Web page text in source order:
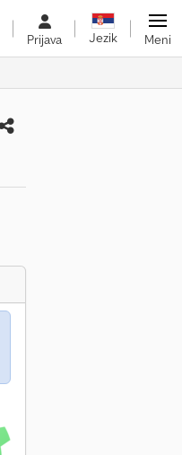
Prijava Jezik Meni